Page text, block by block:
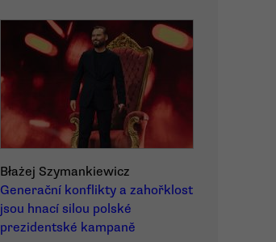
Błażej Szymankiewicz
Generační konflikty a zahořklost
jsou hnací silou polské
prezidentské kampaně